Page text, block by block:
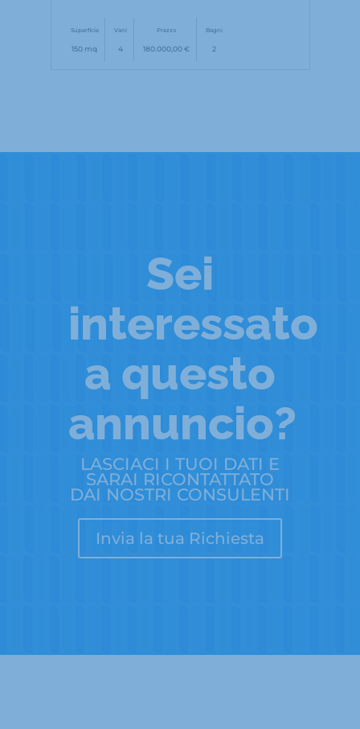
Superficie
150 mq
Vani
4
Prezzo
180.000,00 €
Bagni
2
Sei
interessato
a questo
annuncio?
LASCIACI I TUOI DATI E
SARAI RICONTATTATO
DAI NOSTRI CONSULENTI
Invia la tua Richiesta